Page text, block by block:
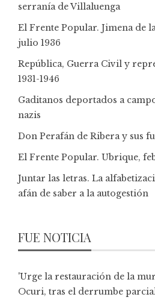
serranía de Villaluenga
El Frente Popular. Jimena de
julio 1936
República, Guerra Civil y
1931-1946
Gaditanos deportados a
nazis
Don Perafán de Ribera y sus
El Frente Popular. Ubrique,
Juntar las letras. La
afán de saber a la autogestión
FUE NOTICIA
'Urge la restauración de la
Ocuri, tras el derrumbe